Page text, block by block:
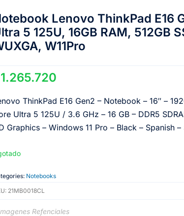
Lenovo ThinkPad E16
5 125U, 16GB RAM, 512GB
W11Pro
1.265.720
ThinkPad E16 Gen2 – Notebook – 16″ –
Ultra 5 125U / 3.6 GHz – 16 GB – DDR5
Graphics – Windows 11 Pro – Black – Spanish
Notebooks
21MB0018CL
Refenciales